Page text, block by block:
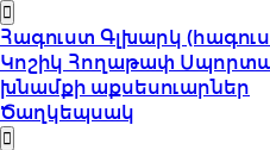
Հագուստ Գլխարկ
Կոշիկ Հողաթափ
խնամքի աքսեսուարներ
Ծաղկեպսակ